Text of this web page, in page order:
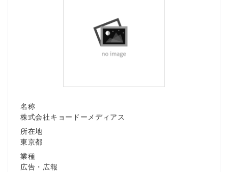
名称
株式会社キョードーメディアス
所在地
東京都
業種
広告・広報